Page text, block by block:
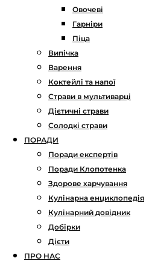
Овочеві
Гарніри
Піца
Випічка
Варення
Коктейлі та напої
Страви в мультиварці
Дієтичні страви
Солодкі страви
ПОРАДИ
Поради експертів
Поради Клопотенка
Здорове харчування
Кулінарна енциклопедія
Кулінарний довідник
Добірки
Дієти
ПРО НАС